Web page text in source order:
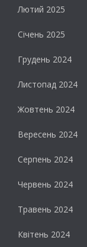
Лютий 2025
Січень 2025
Грудень 2024
Листопад 2024
Жовтень 2024
Вересень 2024
Серпень 2024
Червень 2024
Травень 2024
Квітень 2024